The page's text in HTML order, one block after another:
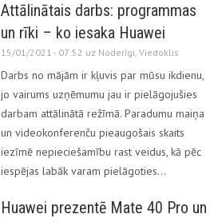
Attālinātais darbs: programmas
un rīki – ko iesaka Huawei
15/01/2021 - 07:52 uz Noderīgi, Viedoklis
Darbs no mājām ir kļuvis par mūsu ikdienu,
jo vairums uzņēmumu jau ir pielāgojušies
darbam attālinātā režīmā. Paradumu maiņa
un videokonferenču pieaugošais skaits
iezīmē nepieciešamību rast veidus, kā pēc
iespējas labāk varam pielāgoties…
Huawei prezentē Mate 40 Pro un